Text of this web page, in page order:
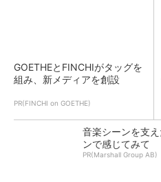
GOETHEとFINCHIがタッグを
組み、新メディアを創設
PR(FINCHI on GOETHE)
音楽シーンを支
ンで感じてみて
PR(Marshall Group AB)